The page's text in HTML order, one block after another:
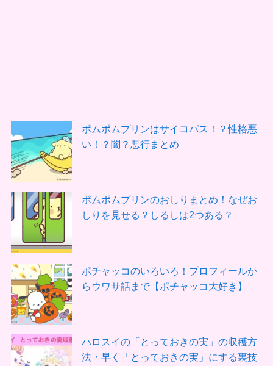
ポムポムプリンはサイコパス！？性格悪
い！？闇？悪行まとめ
ポムポムプリンのおしりまとめ！なぜお
しりを見せる？しるしは2つある？
ポチャッコのいろいろ！プロフィールか
らウワサ話まで【ポチャッコ大好き】
ハロスイの「とっておきの実」の収穫方
法・早く「とっておきの実」にする裏技